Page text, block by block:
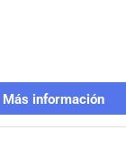
Más información